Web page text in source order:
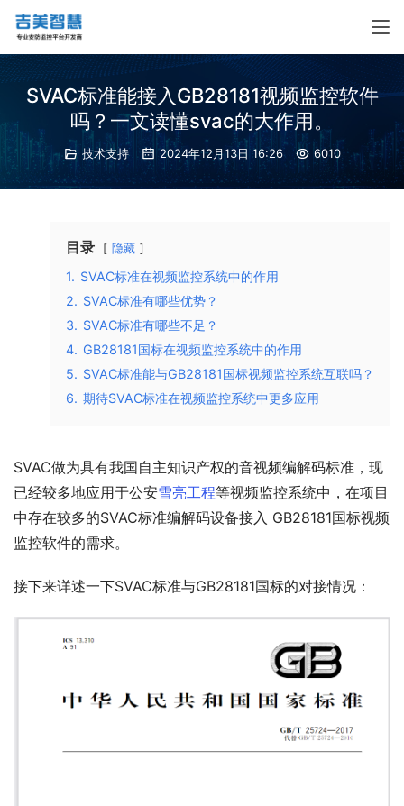
SVAC标准能接入GB28181视频监控软件
吗？一文读懂svac的大作用。
技术支持 2024年12月13日 16:26 6010
目录 隐藏
1. SVAC标准在视频监控系统中的作用
2. SVAC标准有哪些优势？
3. SVAC标准有哪些不足？
4. GB28181国标在视频监控系统中的作用
5. SVAC标准能与GB28181国标视频监控系统互联吗？
6. 期待SVAC标准在视频监控系统中更多应用
SVAC做为具有我国自主知识产权的音视频编解码标准，现
已经较多地应用于公安雪亮工程等视频监控系统中，在项目
中存在较多的SVAC标准编解码设备接入 GB28181国标视频
监控软件的需求。
接下来详述一下SVAC标准与GB28181国标的对接情况：